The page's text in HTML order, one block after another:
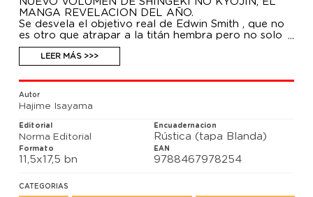
MANGA REVELACION DEL AÑO.
Se desvela el objetivo real de Edwin Smith , que no
es otro que atrapar a la titán hembra pero no solo
para investigarla? sino porque sospecha que es uno
de los gigantes dotados de inteligencia. Y como tal,
es muchísimo más peligroso para la raza humana...
LEER MÁS >>>
Autor
Hajime Isayama
Editorial
Norma Editorial
Encuadernacion
Rústica (tapa Blanda)
Formato
11,5x17,5 bn
EAN
9788467978254
CATEGORIAS